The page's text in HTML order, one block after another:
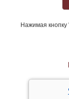
Нажимая кнопку